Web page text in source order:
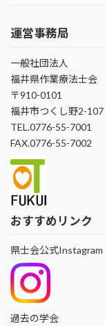
運営事務局
一般社団法人
福井県作業療法士会
〒910-0101
福井市つくし野2-107
TEL.0776-55-7001
FAX.0776-55-7002
おすすめリンク
県士会公式Instagram
過去の学会